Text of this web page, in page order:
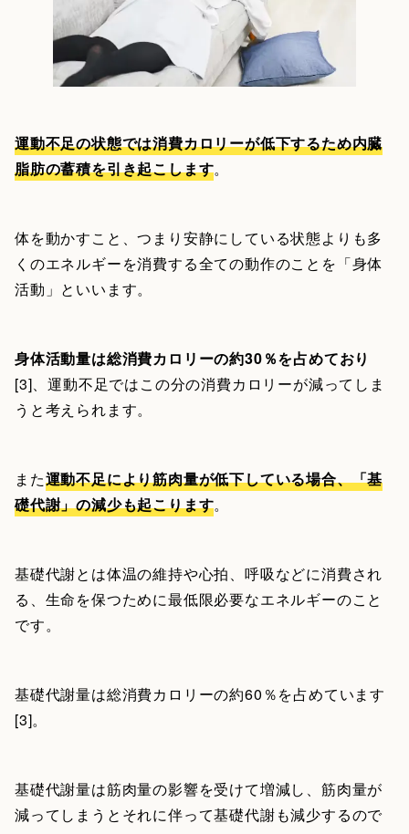
運動不足の状態では消費カロリーが低下するため内臓
脂肪の蓄積を引き起こします。
体を動かすこと、つまり安静にしている状態よりも多
くのエネルギーを消費する全ての動作のことを「身体
活動」といいます。
身体活動量は総消費カロリーの約30％を占めており
[3]、運動不足ではこの分の消費カロリーが減ってしま
うと考えられます。
また運動不足により筋肉量が低下している場合、「基
礎代謝」の減少も起こります。
基礎代謝とは体温の維持や心拍、呼吸などに消費され
る、生命を保つために最低限必要なエネルギーのこと
です。
基礎代謝量は総消費カロリーの約60％を占めています
[3]。
基礎代謝量は筋肉量の影響を受けて増減し、筋肉量が
減ってしまうとそれに伴って基礎代謝も減少するので